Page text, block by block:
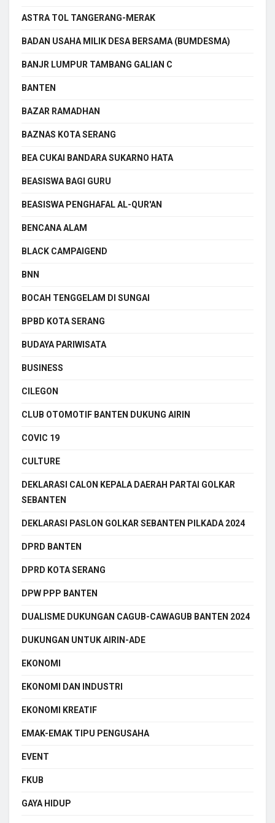
ASTRA TOL TANGERANG-MERAK
BADAN USAHA MILIK DESA BERSAMA (BUMDESMA)
BANJR LUMPUR TAMBANG GALIAN C
BANTEN
BAZAR RAMADHAN
BAZNAS KOTA SERANG
BEA CUKAI BANDARA SUKARNO HATA
BEASISWA BAGI GURU
BEASISWA PENGHAFAL AL-QUR'AN
BENCANA ALAM
BLACK CAMPAIGEND
BNN
BOCAH TENGGELAM DI SUNGAI
BPBD KOTA SERANG
BUDAYA PARIWISATA
BUSINESS
CILEGON
CLUB OTOMOTIF BANTEN DUKUNG AIRIN
COVIC 19
CULTURE
DEKLARASI CALON KEPALA DAERAH PARTAI GOLKAR
SEBANTEN
DEKLARASI PASLON GOLKAR SEBANTEN PILKADA 2024
DPRD BANTEN
DPRD KOTA SERANG
DPW PPP BANTEN
DUALISME DUKUNGAN CAGUB-CAWAGUB BANTEN 2024
DUKUNGAN UNTUK AIRIN-ADE
EKONOMI
EKONOMI DAN INDUSTRI
EKONOMI KREATIF
EMAK-EMAK TIPU PENGUSAHA
EVENT
FKUB
GAYA HIDUP